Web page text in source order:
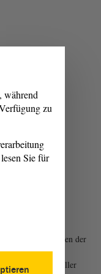
beim Verlegen der
für deren
Foto: Stefan Müller
während
zu
Sie für